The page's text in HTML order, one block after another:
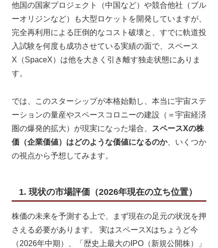
他国の国家プロジェクト（中国など）や競合他社（ブル
ーオリジンなど）も大型ロケットを開発していますが、
完全再利用による圧倒的なコスト破壊と、すでに軌道投
入試験を何度も成功させている実績の面で、スペース
X（SpaceX）は他を大きく引き離す独走状態にありま
す。
では、このスターシップが本格始動し、本当に宇宙ステ
ーションの量産やスペースコロニーの建設（＝宇宙経済
圏の爆発的拡大）が現実になった場合、
スペースXの株
価（企業価値）はどのような価値になるのか、いくつか
の視点から予想してみます。
1. 現状の市場評価（2026年現在の立ち位置）
株価の未来を予測する上で、まず現在の足元の状況を押
さえる必要があります。 実はスペースXはちょうど今
（2026年中期）、「歴史上最大のIPO（新規公開株）」